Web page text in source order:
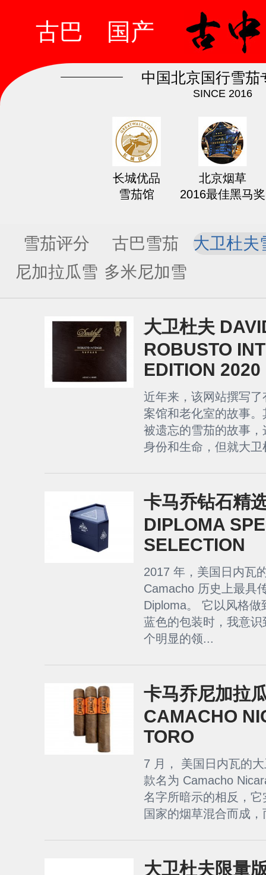
古巴 国产
中国北京国行雪茄
SINCE 2016
长城优品
雪茄馆
北京烟草
2016最佳黑马奖
雪茄评分 古巴雪茄
大卫杜夫
尼加拉瓜雪
茄
多米尼加雪
茄
大卫杜夫
ROBUSTO
EDITION 2020
近年来，该网站撰写
案馆和老化室的故事
被遗忘的雪茄的故事
身份和生命，但就大
卡马乔钻石精
DIPLOMA
SELECTION
2017 年，美国日内瓦
Camacho 历史上最具
Diploma。 它以风格
蓝色的包装时，我意
个明显的领...
卡马乔尼加拉
CAMACHO
TORO
7 月， 美国日内瓦的
款名为 Camacho
名字所暗示的相反，
国家的烟草混合而成
大卫杜夫限量